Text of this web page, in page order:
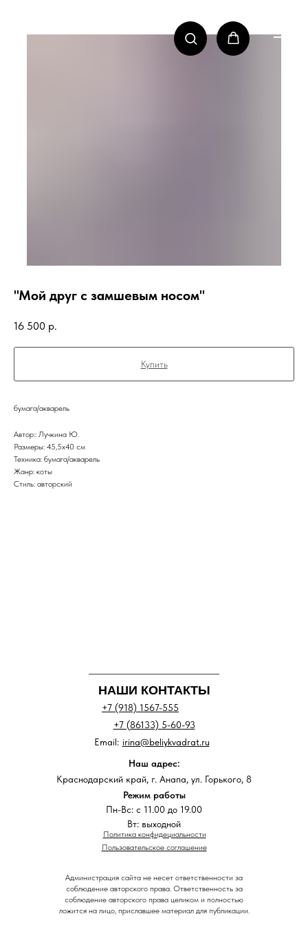
"Мой друг с замшевым носом"
16 500 р.
Купить
бумага/акварель
Автор:: Лучкина Ю.
Размеры: 45,5х40 см
Техника: бумага/акварель
Жанр: коты
Стиль: авторский
Политика конфидециальности
Пользовательское соглашение
НАШИ КОНТАКТЫ
+7 (918) 1567-555
+7 (86133) 5-60-93
Наш адрес:
Краснодарский край, г. Анапа, ул. Горького, 8
Администрация сайта не несет ответственности за
соблюдение авторского права. Ответственность за
соблюдение авторского права целиком и полностью
ложится на лицо, приславшее материал для публикации.
Режим работы
Пн-Вс: с 11.00 до 19.00
Вт: выходной
irina@beliykvadrat.ru
Email: